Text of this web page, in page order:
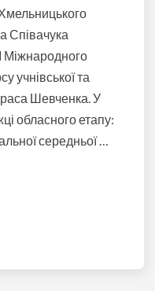
Співачука
Міжнародного
учнівської та
Шевченка. У
обласного етапу:
середньої …